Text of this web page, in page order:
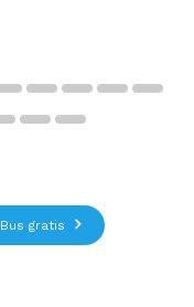
Bus gratis